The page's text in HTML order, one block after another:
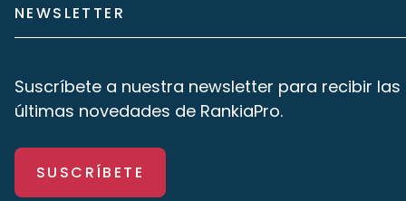
NEWSLETTER
Suscríbete a nuestra newsletter para recibir las
últimas novedades de RankiaPro.
SUSCRÍBETE